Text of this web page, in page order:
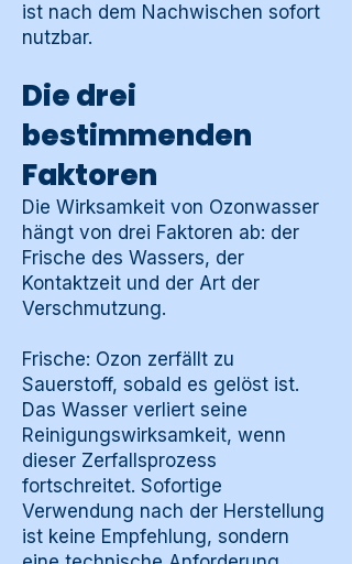
ist nach dem Nachwischen sofort
nutzbar.
Die drei
bestimmenden
Faktoren
Die Wirksamkeit von Ozonwasser
hängt von drei Faktoren ab: der
Frische des Wassers, der
Kontaktzeit und der Art der
Verschmutzung.
Frische: Ozon zerfällt zu
Sauerstoff, sobald es gelöst ist.
Das Wasser verliert seine
Reinigungswirksamkeit, wenn
dieser Zerfallsprozess
fortschreitet. Sofortige
Verwendung nach der Herstellung
ist keine Empfehlung, sondern